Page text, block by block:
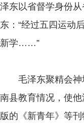
泽东以省督学身份
东：“经过五四运动
新学……”
毛泽东聚精会神
南县教育情况，使
版的《新青年》等